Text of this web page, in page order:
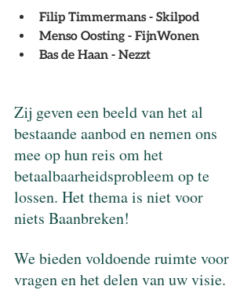
Filip Timmermans - Skilpod
Menso Oosting - FijnWonen
Bas de Haan - Nezzt
Zij geven een beeld van het al
bestaande aanbod en nemen ons
mee op hun reis om het
betaalbaarheidsprobleem op te
lossen. Het thema is niet voor
niets Baanbreken!
We bieden voldoende ruimte voor
vragen en het delen van uw visie.